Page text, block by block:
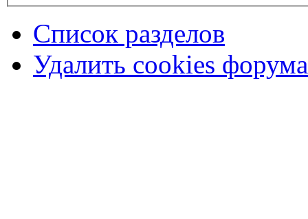
Список разделов
Удалить cookies форума